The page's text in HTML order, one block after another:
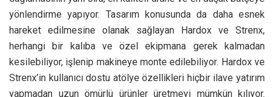
yönlendirme yapıyor. Tasarım konusunda da daha esnek
hareket edilmesine olanak sağlayan Hardox ve Strenx,
herhangi bir kalıba ve özel ekipmana gerek kalmadan
kesilebiliyor, işlenip makineye monte edilebiliyor. Hardox ve
Strenx’in kullanıcı dostu atölye özellikleri hiçbir ilave yatırım
yapmadan uzun ömürlü ürünler üretmeyi mümkün kılıyor.